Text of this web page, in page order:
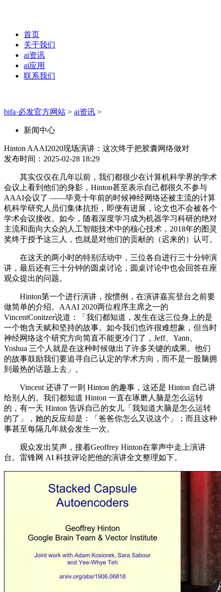
首页
关于我们
ai资讯
ai应用
联系我们
bifa·必发官方网站 > ai资讯 >
新闻中心
Hinton AAAI2020现场演讲：这次终于把胶囊网络做对
发布时间：2025-02-28 18:29
其实仅仅在几年以前，我们都很少在计算机科学界的学术
会议上看到他们的身影，Hinton甚至表示自己都很久不参与
AAAI会议了 ——毕竟十年前的时候神经网络还被主流的计算
机科学研究人员们集体抗拒，即便有进展，论文也不会被各个
学术会议接收。如今，随着深度学习成为机器学习科研的绝对
主流和面向大众的人工智能技术中的核心技术，2018年的图灵
奖终于授予这三人，也就是对他们的贡献的（迟来的）认可。
在这天的两小时的特别活动中，三位各自进行三十分钟演
讲，最后还有三十分钟的圆桌讨论，圆桌讨论中也会回答在座
观众提出的问题。
Hinton第一个进行演讲，按惯例，在演讲嘉宾登台之前要
做简单的介绍。AAAI 2020两位程序主席之一的
VincentConitzer说道：「我们都知道，发生在这三位身上的是
一个饱含天赋和坚持的故事。如今我们也许很难想象，但当时
神经网络这个研究方向简直不能更冷门了，Jeff、Yann、
Yoshua 三个人就是在这种时候做出了许多关键的成果。他们
的故事鼓励我们要追寻自己认定的学术方向，而不是一股脑拥
到最热的话题上去」。
Vincent 还讲了一则 Hinton 的趣事，这还是 Hinton 自己讲
给别人的。我们都知道 Hinton 一直在琢磨人脑是怎么运转
的，有一天 Hinton 告诉自己的女儿「我知道大脑是怎么运转
的了」，她的反应却是：「爸爸你怎么又说这个」；而且这种
事甚至每隔几年就会发生一次。
观众发出笑声，接着Geoffrey Hinton在掌声中走上演讲
台。雷锋网 AI 科技评论把他的演讲全文整理如下。